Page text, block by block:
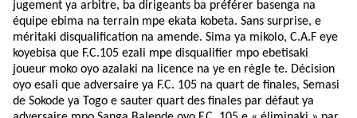
jugement ya arbitre, ba dirigeants ba préférer basenga na
équipe ebima na terrain mpe ekata kobeta. Sans surprise, e
méritaki disqualification na amende. Sima ya mikolo, C.A.F eye
koyebisa que F.C.105 ezali mpe disqualifier mpo ebetisaki
joueur moko oyo azalaki na licence na ye en règle te. Décision
oyo esali que adversaire ya F.C. 105 na quart de finales, Semasi
de Sokode ya Togo e sauter quart des finales par défaut ya